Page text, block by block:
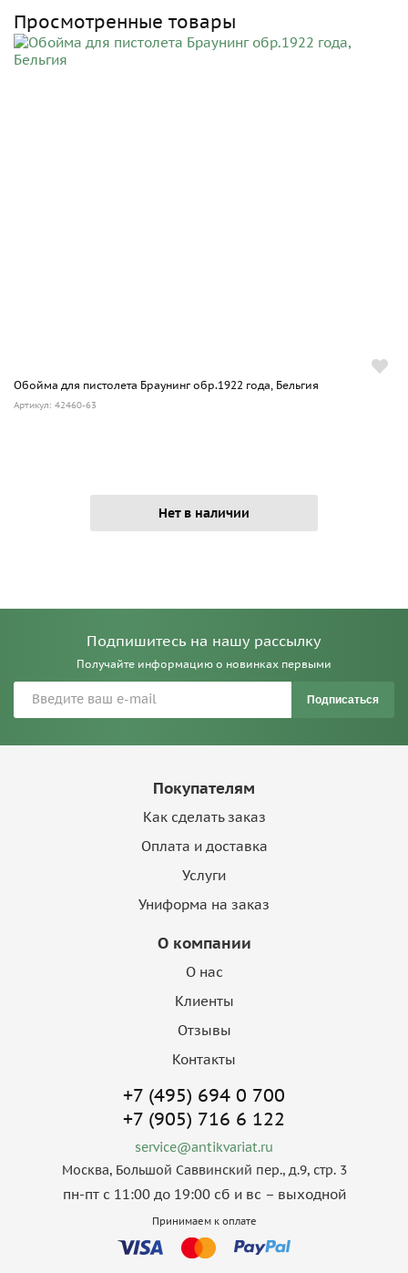
Просмотренные товары
Обойма для пистолета Браунинг обр.1922 года, Бельгия
Артикул: 42460-63
Нет в наличии
Подпишитесь на нашу рассылку
Получайте информацию о новинках первыми
Подписаться
Покупателям
Как сделать заказ
Оплата и доставка
Услуги
Униформа на заказ
О компании
О нас
Клиенты
Отзывы
Контакты
+7 (495) 694 0 700
+7 (905) 716 6 122
service@antikvariat.ru
Москва, Большой Саввинский пер., д.9, стр. 3
пн-пт с 11:00 до 19:00 сб и вс – выходной
Принимаем к оплате